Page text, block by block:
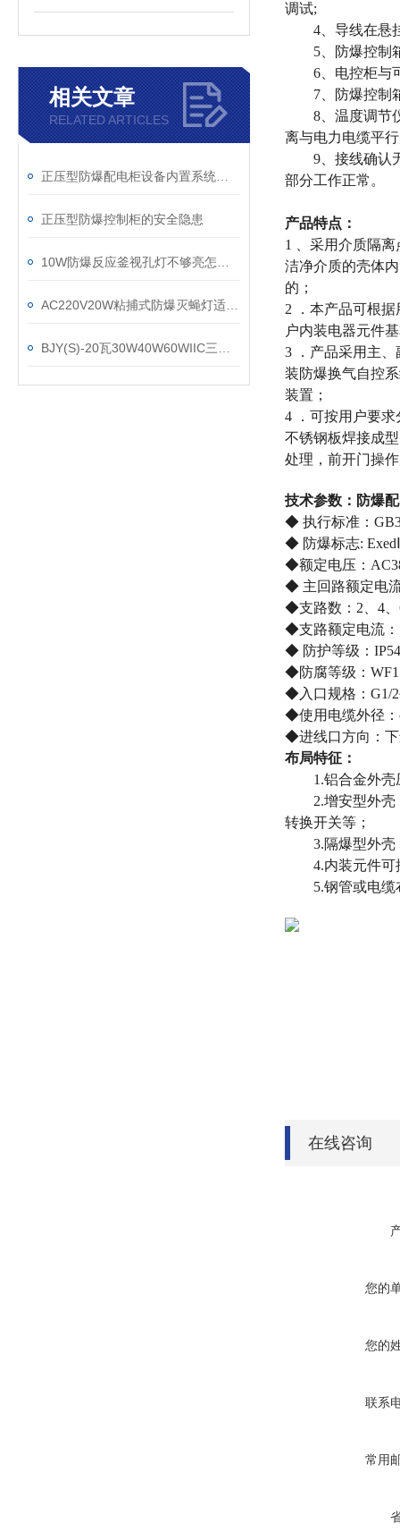
相关文章
RELATED ARTICLES
正压型防爆控制柜的安全隐患
调试;
4、导线在悬挂
5、防爆控制箱
6、电控柜与可
7、防爆控制箱
8、温度调节仪
离与电力电缆平
9、接线确认无
部分工作正常。
产品特点：
1 、采用介质隔
洁净介质的壳体
的；
2 ．本产品可根
户内装电器元件
3 ．产品采用主
装防爆换气自控
装置；
4 ．可按用户要
不锈钢板焊接成
处理，前开门操
技术参数：防爆
◆ 执行标准：
◆ 防爆标志:
◆额定电压：
◆ 主回路额定电
◆支路数：2、4、
◆支路额定电流：
◆ 防护等级：
◆防腐等级：WF1
◆入口规格：G1/
◆使用电缆外径：
◆进线口方向：下
布局特征：
1.铝合金外壳压
2.增安型外壳，
转换开关等；
3.隔爆型外壳，
4.内装元件可
5.钢管或电缆
在线咨询
您的
您的
联系
常用